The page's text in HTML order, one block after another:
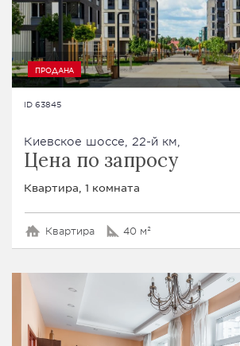
ПРОДАНА
ID 63845
Киевское шоссе, 22-й км,
Цена по запросу
Квартира, 1 комната
Квартира 40 м²